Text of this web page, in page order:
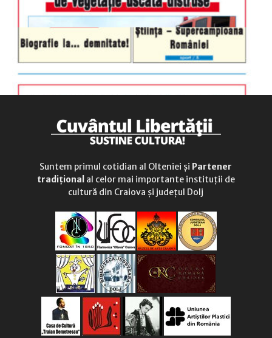
Suntem primul cotidian al Olteniei și Partener
tradițional al celor mai importante instituții de
cultură din Craiova și județul Dolj